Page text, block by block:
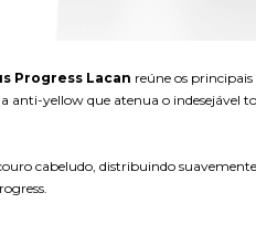
Progress Lacan reúne os
anti-yellow que atenua o indesejável
cabeludo, distribuindo